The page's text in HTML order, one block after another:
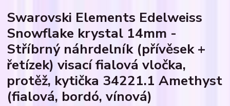
Swarovski Elements Edelweiss
Snowflake krystal 14mm -
Stříbrný náhrdelník (přívěsek +
řetízek) visací fialová vločka,
protěž, kytička 34221.1 Amethyst
(fialová, bordó, vínová)